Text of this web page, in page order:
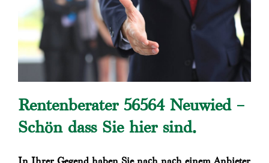
Rentenberater 56564 Neuwied –
Schön dass Sie hier sind.